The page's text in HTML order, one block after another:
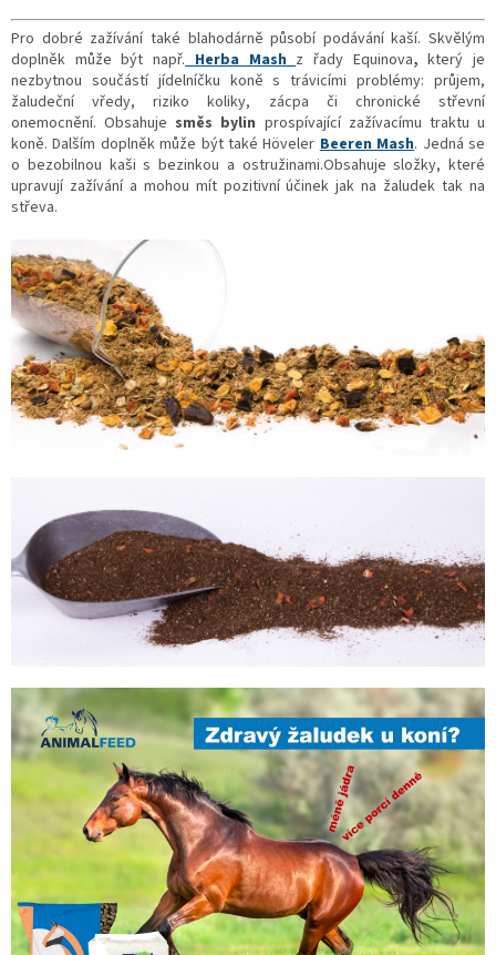
Pro dobré zažívání také blahodárně působí podávání kaší. Skvělým
doplněk může být např. Herba Mash z řady Equinova, kterýje
nezbytnou součástí jídelníčku koně s trávicími problémy: průjem,
žaludeční vředy, riziko koliky, zácpa či chronické střevní
onemocnění. Obsahuje směs bylin prospívající zažívacímu traktu u
koně.Dalším doplněk může být také Höveler Beeren Mash. Jedná se
o bezobilnou kaši s bezinkou a ostružinami.Obsahuje složky, které
upravují zažívání a mohou mít pozitivní účinek jak na žaludek tak na
střeva.